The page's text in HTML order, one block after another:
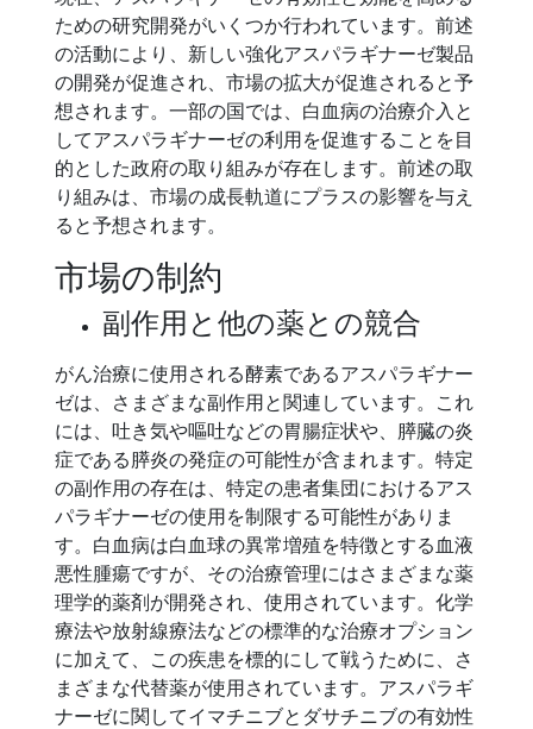
ための研究開発がいくつか行われています。前述
の活動により、新しい強化アスパラギナーゼ製品
の開発が促進され、市場の拡大が促進されると予
想されます。一部の国では、白血病の治療介入と
してアスパラギナーゼの利用を促進することを目
的とした政府の取り組みが存在します。前述の取
り組みは、市場の成長軌道にプラスの影響を与え
ると予想されます。
市場の制約
副作用と他の薬との競合
がん治療に使用される酵素であるアスパラギナー
ゼは、さまざまな副作用と関連しています。これ
には、吐き気や嘔吐などの胃腸症状や、膵臓の炎
症である膵炎の発症の可能性が含まれます。特定
の副作用の存在は、特定の患者集団におけるアス
パラギナーゼの使用を制限する可能性がありま
す。白血病は白血球の異常増殖を特徴とする血液
悪性腫瘍ですが、その治療管理にはさまざまな薬
理学的薬剤が開発され、使用されています。化学
療法や放射線療法などの標準的な治療オプション
に加えて、この疾患を標的にして戦うために、さ
まざまな代替薬が使用されています。アスパラギ
ナーゼに関してイマチニブとダサチニブの有効性